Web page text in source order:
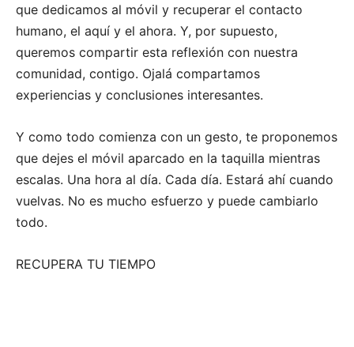
que dedicamos al móvil y recuperar el contacto
humano, el aquí y el ahora. Y, por supuesto,
queremos compartir esta reflexión con nuestra
comunidad, contigo. Ojalá compartamos
experiencias y conclusiones interesantes.
Y como todo comienza con un gesto, te proponemos
que dejes el móvil aparcado en la taquilla mientras
escalas. Una hora al día. Cada día. Estará ahí cuando
vuelvas. No es mucho esfuerzo y puede cambiarlo
todo.
RECUPERA TU TIEMPO